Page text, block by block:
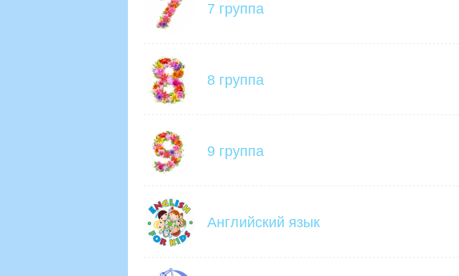
7 группа
8 группа
9 группа
Английский язык